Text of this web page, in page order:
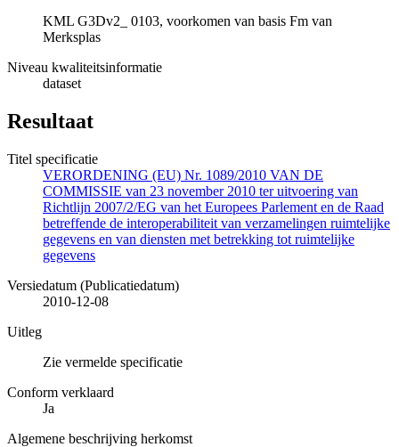
KML G3Dv2_ 0103, voorkomen van basis Fm van
Merksplas
Niveau kwaliteitsinformatie
dataset
Resultaat
Titel specificatie
VERORDENING (EU) Nr. 1089/2010 VAN DE
COMMISSIE van 23 november 2010 ter uitvoering van
Richtlijn 2007/2/EG van het Europees Parlement en de Raad
betreffende de interoperabiliteit van verzamelingen ruimtelijke
gegevens en van diensten met betrekking tot ruimtelijke
gegevens
Versiedatum (Publicatiedatum)
2010-12-08
Uitleg
Zie vermelde specificatie
Conform verklaard
Ja
Algemene beschrijving herkomst